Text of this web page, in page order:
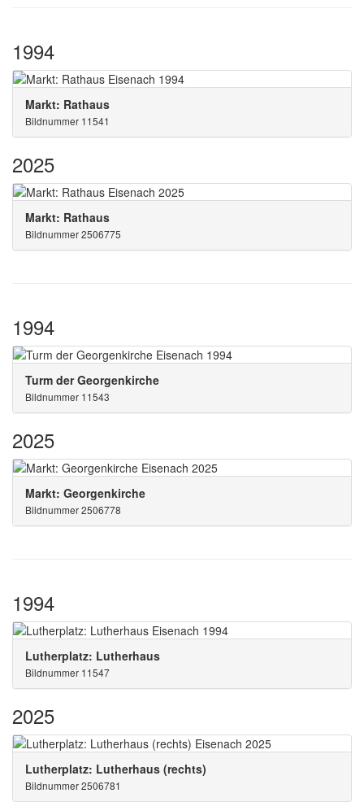
1994
Markt: Rathaus
Bildnummer 11541
2025
Markt: Rathaus
Bildnummer 2506775
1994
Turm der Georgenkirche
Bildnummer 11543
2025
Markt: Georgenkirche
Bildnummer 2506778
1994
Lutherplatz: Lutherhaus
Bildnummer 11547
2025
Lutherplatz: Lutherhaus (rechts)
Bildnummer 2506781